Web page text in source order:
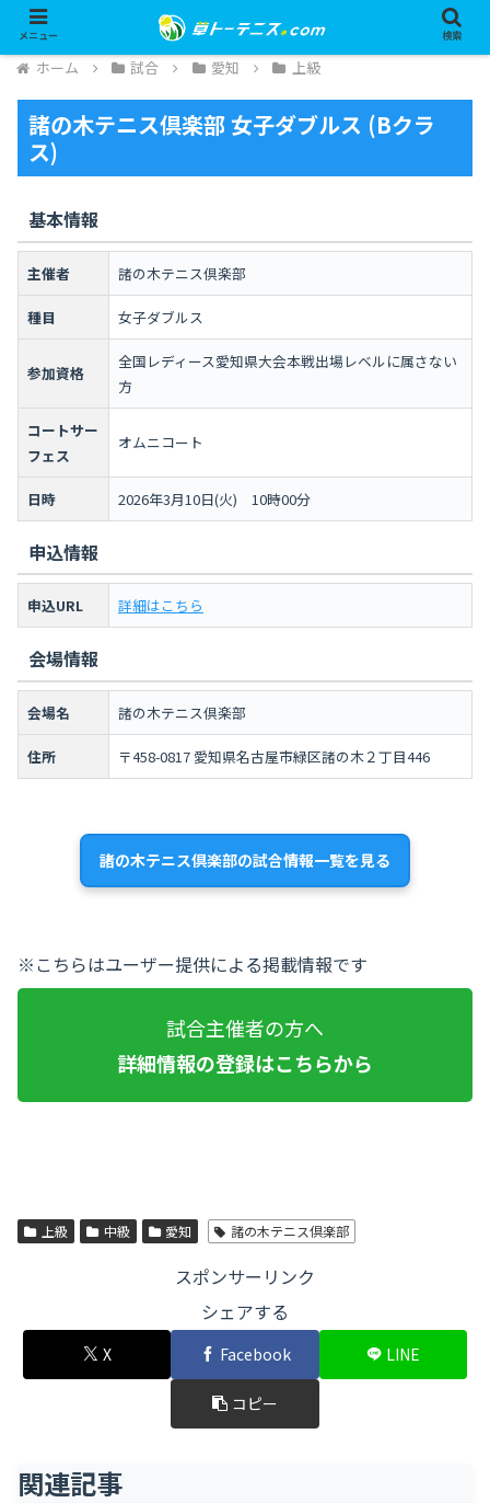
ホーム 試合 愛知 上級
諸の木テニス倶楽部 女子ダブルス (Bクラ
ス)
基本情報
主催者 諸の木テニス倶楽部
種目 女子ダブルス
参加資格
全国レディース愛知県大会本戦出場レベルに属さない
方
コートサー
フェス
オムニコート
日時 2026年3月10日(火) 10時00分
申込情報
申込URL 詳細はこちら
会場情報
会場名 諸の木テニス倶楽部
住所 〒458-0817 愛知県名古屋市緑区諸の木２丁目446
諸の木テニス倶楽部の試合情報一覧を見る
※こちらはユーザー提供による掲載情報です
試合主催者の方へ
詳細情報の登録はこちらから
上級 中級 愛知 諸の木テニス倶楽部
スポンサーリンク
シェアする
X Facebook LINE
コピー
関連記事
メニュー 検索